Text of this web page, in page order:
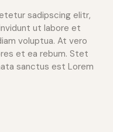
sadipscing elitr,
ut labore et
voluptua. At vero
et ea rebum. Stet
sanctus est Lorem